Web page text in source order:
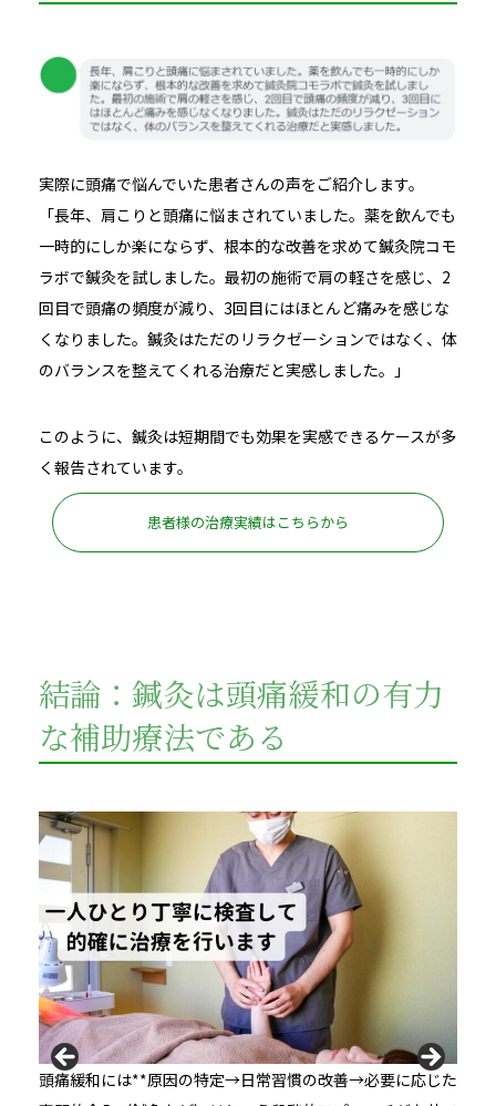
実際に頭痛で悩んでいた患者さんの声をご紹介します。
「長年、肩こりと頭痛に悩まされていました。薬を飲んでも
一時的にしか楽にならず、根本的な改善を求めて鍼灸院コモ
ラボで鍼灸を試しました。最初の施術で肩の軽さを感じ、2
回目で頭痛の頻度が減り、3回目にはほとんど痛みを感じな
くなりました。鍼灸はただのリラクゼーションではなく、体
のバランスを整えてくれる治療だと実感しました。」
このように、鍼灸は短期間でも効果を実感できるケースが多
く報告されています。
患者様の治療実績はこちらから
結論：鍼灸は頭痛緩和の有力
な補助療法である
頭痛緩和には**原因の特定→日常習慣の改善→必要に応じた